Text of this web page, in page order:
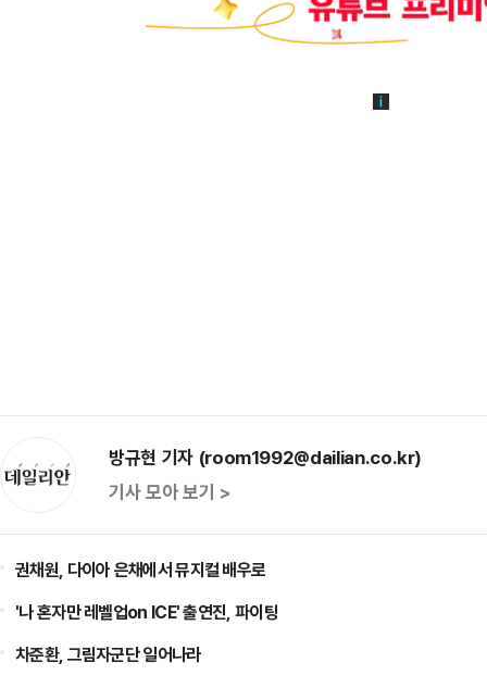
방규현 기자 (room1992@dailian.co.kr)
기사 모아 보기 >
권채원, 다이아 은채에서 뮤지컬 배우로
'나 혼자만 레벨업on ICE' 출연진, 파이팅
차준환, 그림자군단 일어나라